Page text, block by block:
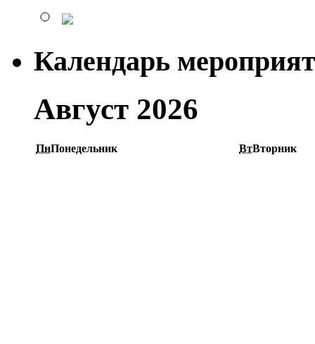
Календарь
Август 2026
ПнПонедельник ВтВторник